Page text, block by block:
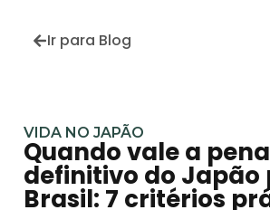
Ir para Blog
VIDA NO JAPÃO
Quando vale a
definitivo do Japão
Brasil: 7 critérios